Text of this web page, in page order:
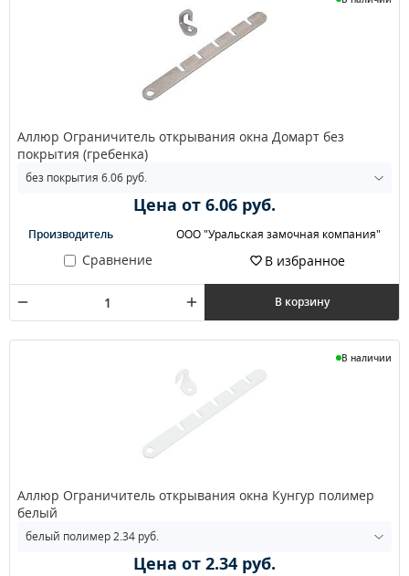
Аллюр Ограничитель открывания окна Домарт без
покрытия (гребенка)
Цена от 6.06 руб.
Производитель ООО "Уральская замочная компания"
Сравнение В избранное
В корзину
В наличии
Аллюр Ограничитель открывания окна Кунгур полимер
белый
Цена от 2.34 руб.